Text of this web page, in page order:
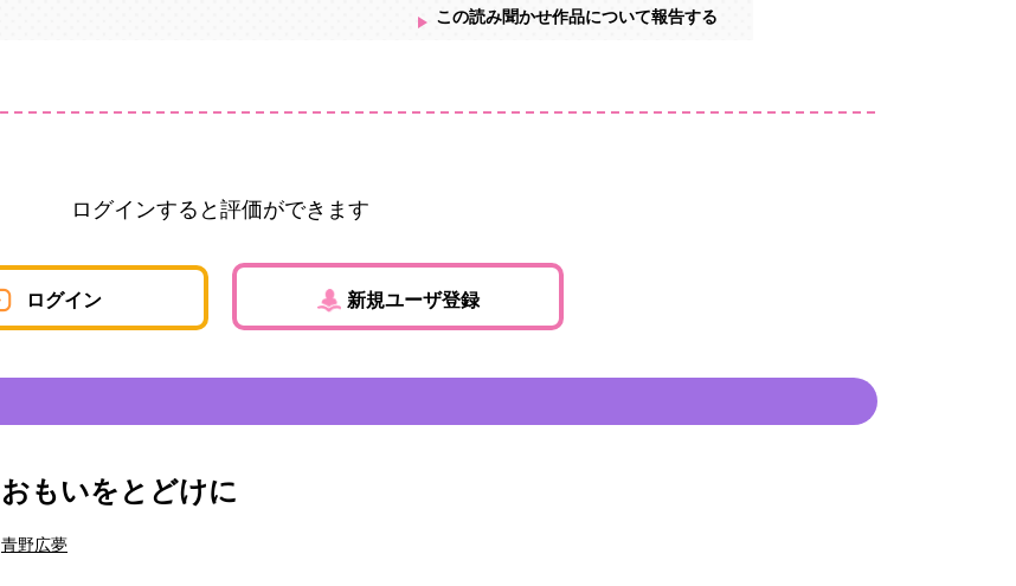
この読み聞かせ作品について報告する
ログインすると評価ができます
ログイン 新規ユーザ登録
おもいをとどけに
青野広夢